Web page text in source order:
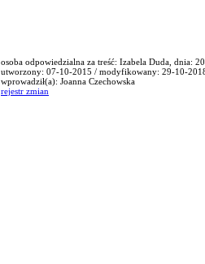
osoba odpowiedzialna za treść: Izabela Duda, dnia:
utworzony: 07-10-2015 / modyfikowany: 29-10-
wprowadził(a): Joanna Czechowska
rejestr zmian